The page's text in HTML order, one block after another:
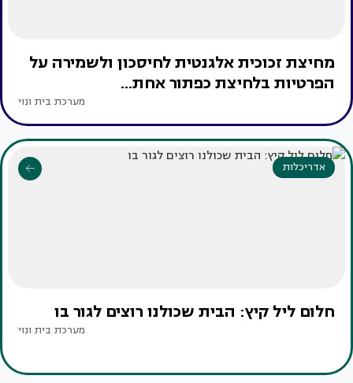
מחיצת זכוכית אלגנטית לחיסכון ולשמירה על
הפרטיות בלחיצת כפתור אחת...
מערכת בית ונוי
אדריכלות
חלום ליל קיץ: הבית שכולנו רוצים לגור בו
מערכת בית ונוי